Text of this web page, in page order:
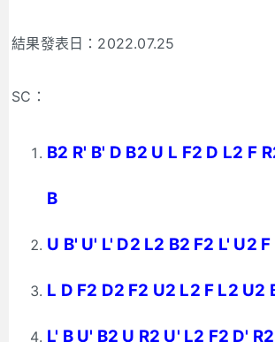
結果發表日：2022.07.25
SC：
B2 R' B' D B2 U L F2 D L2 F
B
U B' U' L' D2 L2 B2 F2 L' U2
L D F2 D2 F2 U2 L2 F L2 U2
L' B U' B2 U R2 U' L2 F2 D'